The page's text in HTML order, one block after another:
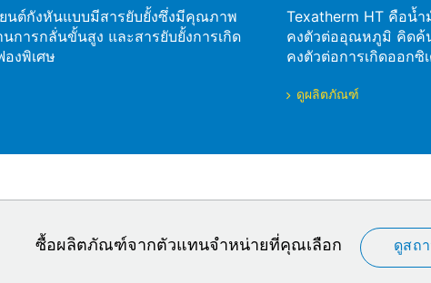
นต์กังหันแบบมีสารยับยั้งซึ่งมีคุณภาพ
ารกลั่นขั้นสูง และสารยับยั้งการเกิด
งพิเศษ
Texatherm HT คือน้
คงตัวต่ออุณหภูมิ คิดค้
คงตัวต่อการเกิดออกซิ
ดูผลิตภัณฑ์
ซื้อผลิตภัณฑ์จากตัวแทนจำหน่ายที่คุณเลือก ดูสถ